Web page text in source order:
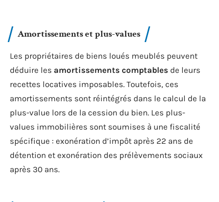
Amortissements et plus-values
Les propriétaires de biens loués meublés peuvent
déduire les amortissements comptables de leurs
recettes locatives imposables. Toutefois, ces
amortissements sont réintégrés dans le calcul de la
plus-value lors de la cession du bien. Les plus-
values immobilières sont soumises à une fiscalité
spécifique : exonération d’impôt après 22 ans de
détention et exonération des prélèvements sociaux
après 30 ans.